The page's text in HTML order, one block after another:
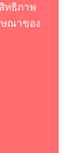
ทธิภาพ
ษณาของ